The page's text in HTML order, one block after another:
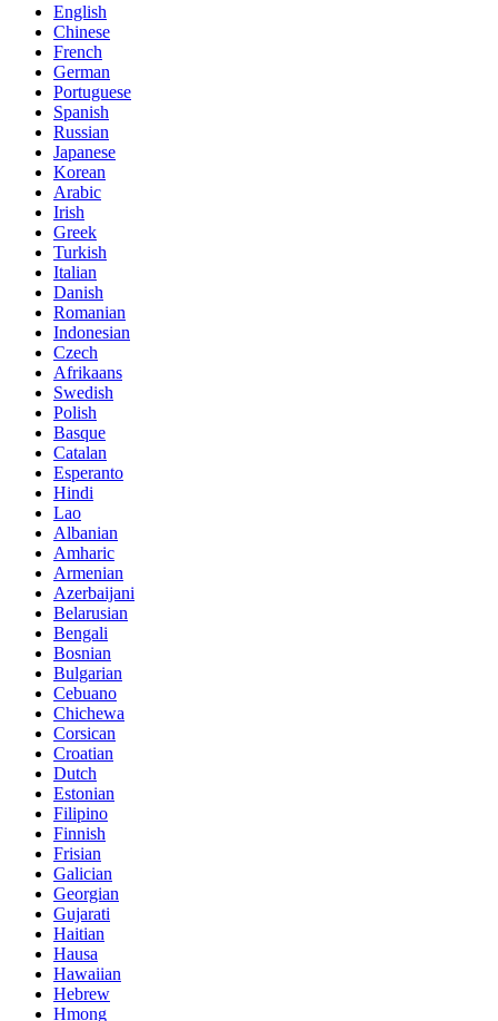
English
Chinese
French
German
Portuguese
Spanish
Russian
Japanese
Korean
Arabic
Irish
Greek
Turkish
Italian
Danish
Romanian
Indonesian
Czech
Afrikaans
Swedish
Polish
Basque
Catalan
Esperanto
Hindi
Lao
Albanian
Amharic
Armenian
Azerbaijani
Belarusian
Bengali
Bosnian
Bulgarian
Cebuano
Chichewa
Corsican
Croatian
Dutch
Estonian
Filipino
Finnish
Frisian
Galician
Georgian
Gujarati
Haitian
Hausa
Hawaiian
Hebrew
Hmong